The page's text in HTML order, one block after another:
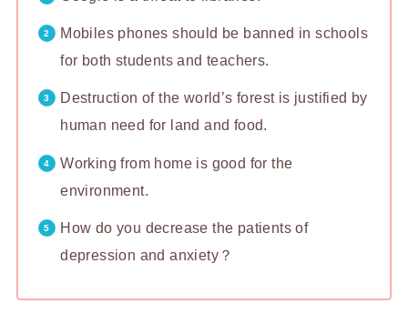
Mobiles phones should be banned in schools
for both students and teachers.
Destruction of the world’s forest is justified by
human need for land and food.
Working from home is good for the
environment.
How do you decrease the patients of
depression and anxiety？